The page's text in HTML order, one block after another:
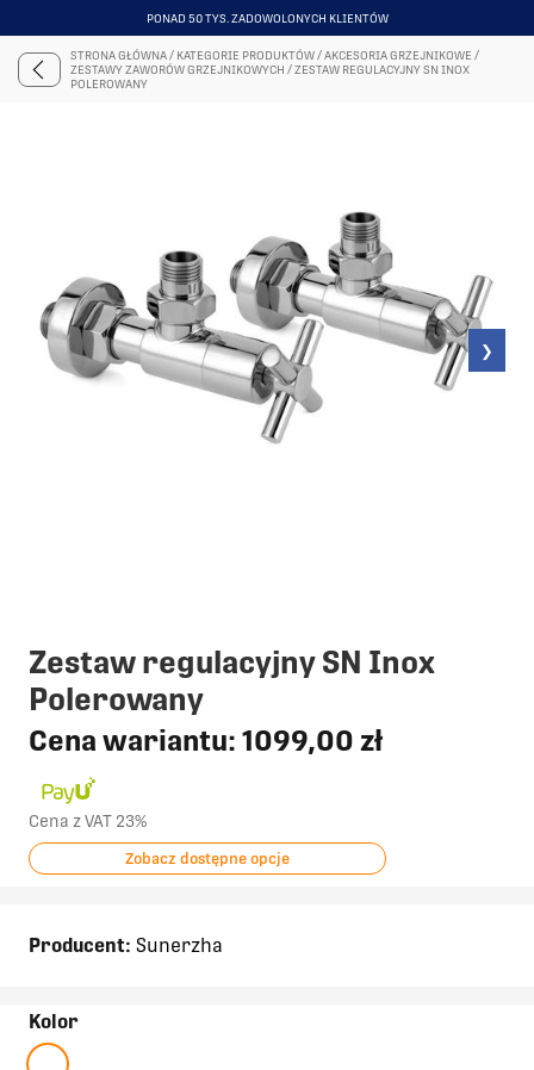
PONAD 50 TYS. ZADOWOLONYCH KLIENTÓW
ITEM
STRONA GŁÓWNA/ KATEGORIE PRODUKTÓW/AKCESORIA GRZEJNIKOWE /
ZESTAWY ZAWORÓW GRZEJNIKOWYCH /ZESTAW REGULACYJNY SN INOX
POLEROWANY
❯
Zestaw regulacyjny SN Inox
Polerowany
Cena wariantu: 1099,00 zł
Cena z VAT 23%
Zobacz dostępne opcje
Producent: Sunerzha
Kolor